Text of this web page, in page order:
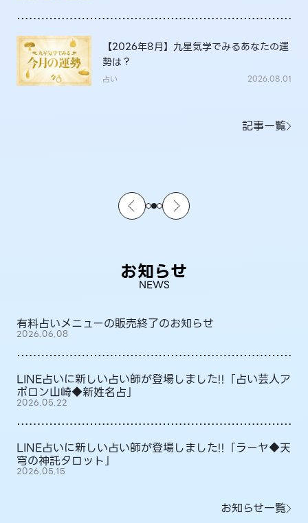
【2026年8月】九星気学でみるあなたの運
勢は？
占い 2026.08.01
記事一覧
お知らせ
NEWS
有料占いメニューの販売終了のお知らせ
2026.06.08
LINE占いに新しい占い師が登場しました!!「占い芸人ア
ポロン山崎◆新姓名占」
2026.05.22
LINE占いに新しい占い師が登場しました!!「ラーヤ◆天
穹の神託タロット」
2026.05.15
お知らせ一覧